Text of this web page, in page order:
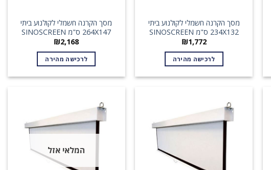
מסך הקרנה חשמלי לקולנוע ביתי
234X132 ס"מ SINOSCREEN
₪1,772
לרכישה מהירה
מסך הקרנה חשמלי לקולנוע ביתי
264X147 ס"מ SINOSCREEN
₪2,168
לרכישה מהירה
המלאי אזל